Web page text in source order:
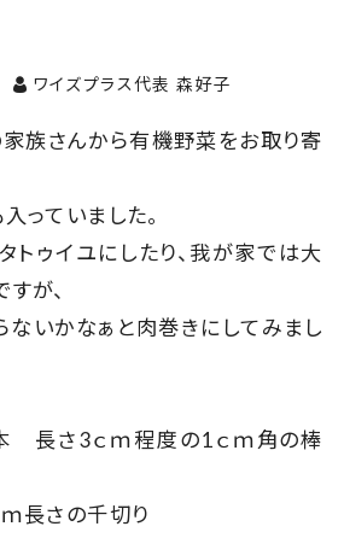
ワイズプラス代表 森好子
家族さんから有機野菜をお取り寄
っていました。
トゥイユにしたり、我が家では大
が、
ないかなぁと肉巻きにしてみまし
長さ3ｃｍ程度の1ｃｍ角の棒
さの千切り